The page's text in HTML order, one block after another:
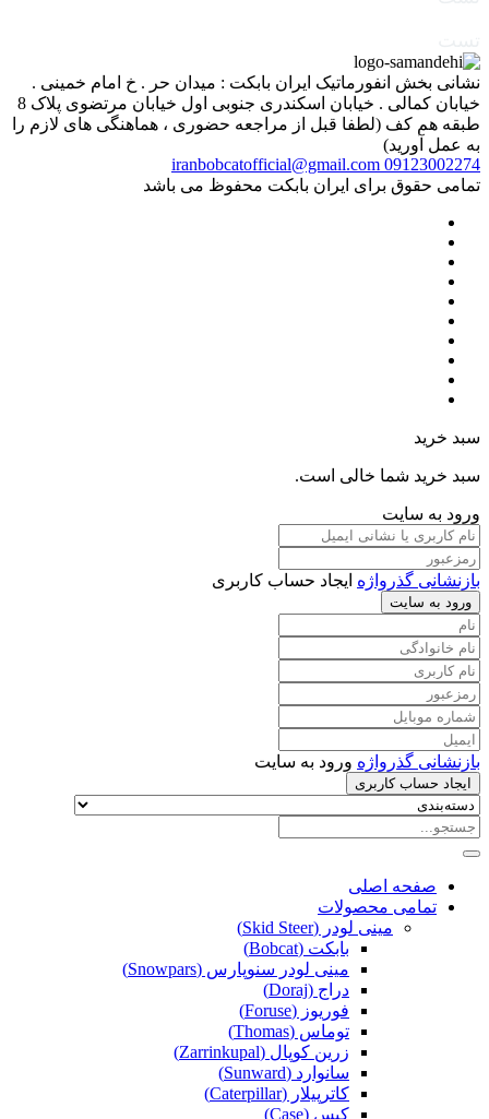
نشانی بخش انفورماتیک ایران بابکت : میدان حر . خ امام خمینی .
خیابان کمالی . خیابان اسکندری جنوبی اول خیابان مرتضوی پلاک 8
طبقه هم کف (لطفا قبل از مراجعه حضوری ، هماهنگی های لازم را
به عمل آورید)
09123002274
iranbobcatofficial@gmail.com
تمامی حقوق برای ایران بابکت محفوظ می باشد
سبد خرید
سبد خرید شما خالی است.
ورود به سایت
بازنشانی گذرواژه ایجاد حساب کاربری
ورود به سایت
بازنشانی گذرواژه ورود به سایت
ایجاد حساب کاربری
صفحه اصلی
تمامی محصولات
مینی لودر (Skid Steer)
بابکت (Bobcat)
مینی لودر سنوپارس (Snowpars)
دراج (Doraj)
فوریوز (Foruse)
توماس (Thomas)
زرین کوپال (Zarrinkupal)
سانوارد (Sunward)
کاترپیلار (Caterpillar)
کیس (Case)